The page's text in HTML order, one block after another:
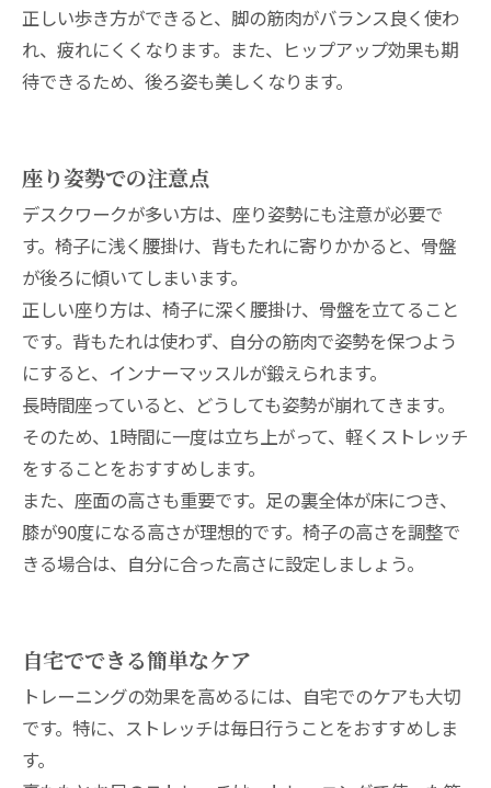
正しい歩き方ができると、脚の筋肉がバランス良く使わ
れ、疲れにくくなります。また、ヒップアップ効果も期
待できるため、後ろ姿も美しくなります。
座り姿勢での注意点
デスクワークが多い方は、座り姿勢にも注意が必要で
す。椅子に浅く腰掛け、背もたれに寄りかかると、骨盤
が後ろに傾いてしまいます。
正しい座り方は、椅子に深く腰掛け、骨盤を立てること
です。背もたれは使わず、自分の筋肉で姿勢を保つよう
にすると、インナーマッスルが鍛えられます。
長時間座っていると、どうしても姿勢が崩れてきます。
そのため、1時間に一度は立ち上がって、軽くストレッチ
をすることをおすすめします。
また、座面の高さも重要です。足の裏全体が床につき、
膝が90度になる高さが理想的です。椅子の高さを調整で
きる場合は、自分に合った高さに設定しましょう。
自宅でできる簡単なケア
トレーニングの効果を高めるには、自宅でのケアも大切
です。特に、ストレッチは毎日行うことをおすすめしま
す。